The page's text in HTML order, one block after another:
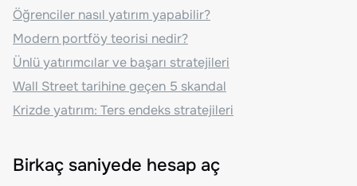
Öğrenciler nasıl yatırım yapabilir?
Modern portföy teorisi nedir?
Ünlü yatırımcılar ve başarı stratejileri
Wall Street tarihine geçen 5 skandal
Krizde yatırım: Ters endeks stratejileri
Birkaç saniyede hesap aç